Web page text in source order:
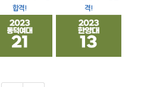
합격!
격!